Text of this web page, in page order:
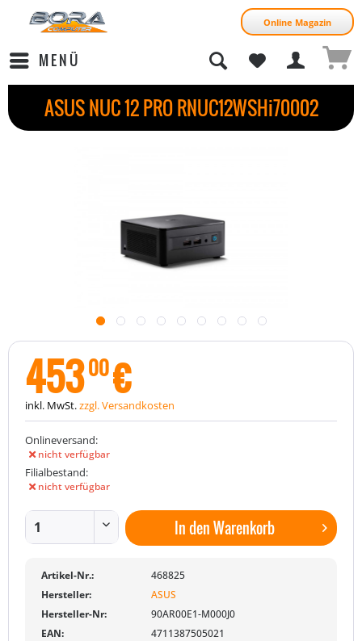
Online Magazin
MENÜ
ASUS NUC 12 PRO RNUC12WSHi70002
45300€
inkl. MwSt.zzgl. Versandkosten
Onlineversand:
nicht verfügbar
Filialbestand:
nicht verfügbar
In denWarenkorb
Artikel-Nr.:
468825
Hersteller:
ASUS
Hersteller-Nr:
90AR00E1-M000J0
EAN:
4711387505021